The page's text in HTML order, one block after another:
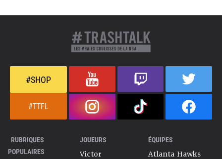
#SHOP
#TTFL
RUBRIQUES
POPULAIRES
JOUEURS
Victor
ÉQUIPES
Atlanta Hawks